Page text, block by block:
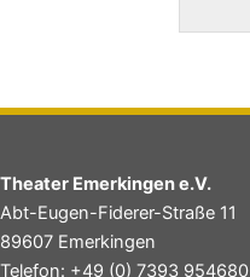
Theater Emerkingen e.V.
Abt-Eugen-Fiderer-Straße 11
89607 Emerkingen
Telefon: +49 (0) 7393 954680